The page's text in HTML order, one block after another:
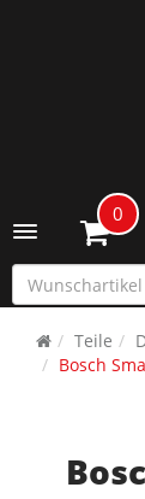
Toggle
0
Teile
Bosch